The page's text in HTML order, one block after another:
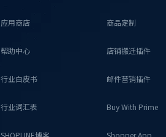
应用商店
帮助中心
行业白皮书
行业词汇表
SHOPLINE博客
商品定制
店铺搬迁插件
邮件营销插件
Buy With Prime
Shopper App